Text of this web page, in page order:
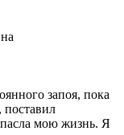
запоя, пока
мою жизнь. Я